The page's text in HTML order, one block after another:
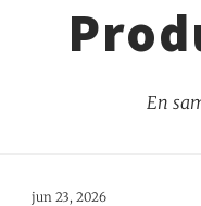
En
jun 23, 2026